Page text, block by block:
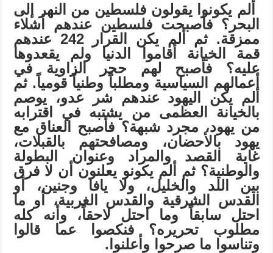
ألم يكونوا يقولون فلسطين من النهر إلى
البحر؟ فأصبحت فلسطين عندهم أشلاء
ممزقة. ثم ألم يكن القرار 242 عندهم
قمة الخيانة أقاموا الدنيا ولم يقعدوها
عليه؟ فأصبح لهم حجر الزاوية في
أعمالهم السياسية ومطلباً وطنياً قومياً. ثم
ألم يكن اليهود عندهم شر عدو، يوصم
بالخيانة العظمى من يشتبه في اقترابه
من يهود، مجرد شبهة؟ فأصبح العناق مع
يهود بالأحضان، ومصافحتهم بالقبلات،
غاية القصد والمراد وعنوان البطولة
والوطنية؟ ثم ألم يكونو يعلنون أن لا فرق
بين اللد والخليل، ولا يافا وجنين، أو
القدس الشرقية والقدس الغربية، أو ما
احتل سابقاً وما احتل لاحقاً، وأنه كله
مطلوب تحريره؟ فنكصوا عما قالوا
وتناسوا ما صرحوا وأعلنوا.